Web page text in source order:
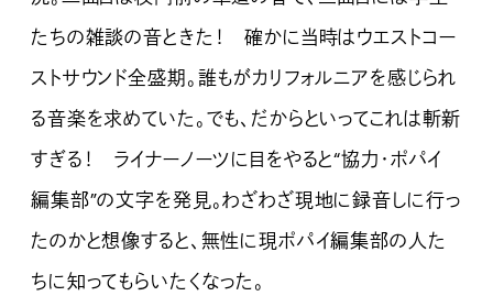
たちの雑談の音ときた！ 確かに当時はウエストコー
ストサウンド全盛期。誰もがカリフォルニアを感じられ
る音楽を求めていた。でも、だからといってこれは斬新
すぎる！ ライナーノーツに目をやると“協力・ポパイ
編集部”の文字を発見。わざわざ現地に録音しに行っ
たのかと想像すると、無性に現ポパイ編集部の人た
ちに知ってもらいたくなった。